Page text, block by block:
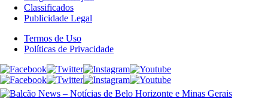
Classificados
Publicidade Legal
Termos de Uso
Políticas de Privacidade